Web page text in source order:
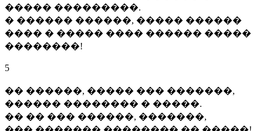
����� ���������.
� ������ ������, ����� ������
���� � ����� ���� ������ �����
��������!
5
�� ������, ����� ��� �������,
������ �������� � �����.
�� �� ��� ������, �������,